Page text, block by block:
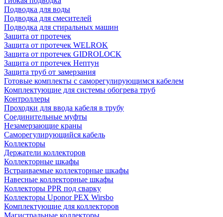
Подводка для воды
Подводка для смесителей
Подводка для стиральных машин
Защита от протечек
Защита от протечек WELROK
Защита от протечек GIDROLOCK
Защита от протечек Нептун
Защита труб от замерзания
Готовые комплекты с саморегулирующимся кабелем
Комплектующие для системы обогрева труб
Контроллеры
Проходки для ввода кабеля в трубу
Соединительные муфты
Незамерзающие краны
Саморегулирующийся кабель
Коллекторы
Держатели коллекторов
Коллекторные шкафы
Встраиваемые коллекторные шкафы
Навесные коллекторные шкафы
Коллекторы PPR под сварку
Коллекторы Uponor PEX Wirsbo
Комплектующие для коллекторов
Магистральные коллекторы